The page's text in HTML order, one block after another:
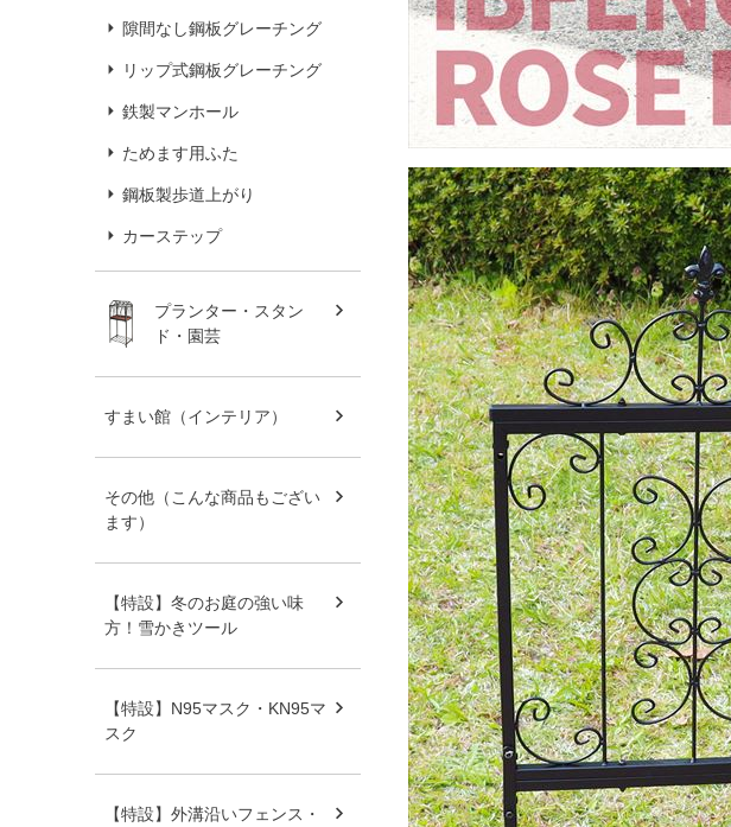
隙間なし鋼板グレーチング
リップ式鋼板グレーチング
鉄製マンホール
ためます用ふた
鋼板製歩道上がり
カーステップ
プランター・スタン
ド・園芸
すまい館（インテリア）
その他（こんな商品もござい
ます）
【特設】冬のお庭の強い味
方！雪かきツール
【特設】N95マスク・KN95マ
スク
【特設】外溝沿いフェンス・